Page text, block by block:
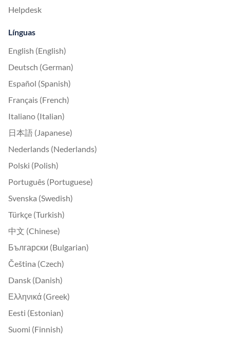
Helpdesk
Línguas
English (English)
Deutsch (German)
Español (Spanish)
Français (French)
Italiano (Italian)
日本語 (Japanese)
Nederlands (Nederlands)
Polski (Polish)
Português (Portuguese)
Svenska (Swedish)
Türkçe (Turkish)
中文 (Chinese)
Български (Bulgarian)
Čeština (Czech)
Dansk (Danish)
Ελληνικά (Greek)
Eesti (Estonian)
Suomi (Finnish)